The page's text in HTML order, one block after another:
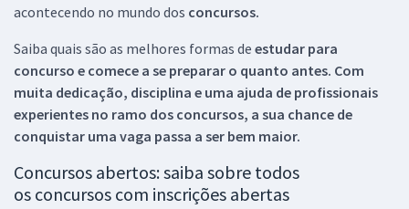
acontecendo no mundo dos concursos.
Saiba quais são as melhores formas de estudar para
concurso e comece a se preparar o quanto antes. Com
muita dedicação, disciplina e uma ajuda de profissionais
experientes no ramo dos concursos, a sua chance de
conquistar uma vaga passa a ser bem maior.
Concursos abertos: saiba sobre todos
os concursos com inscrições abertas